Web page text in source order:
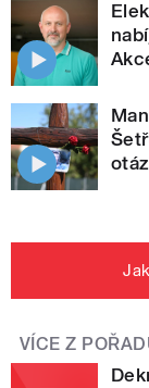
VÍCE Z